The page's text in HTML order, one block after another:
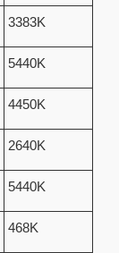
3383K
5440K
4450K
2640K
5440K
468K